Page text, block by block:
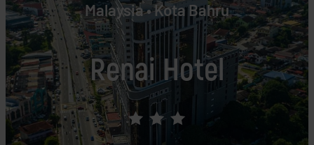
Renai Hotel
Malaysia • Kota Bahru